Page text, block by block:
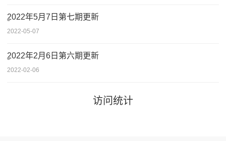
2022年5月7日第七期更新
2022-05-07
2022年2月6日第六期更新
2022-02-06
访问统计